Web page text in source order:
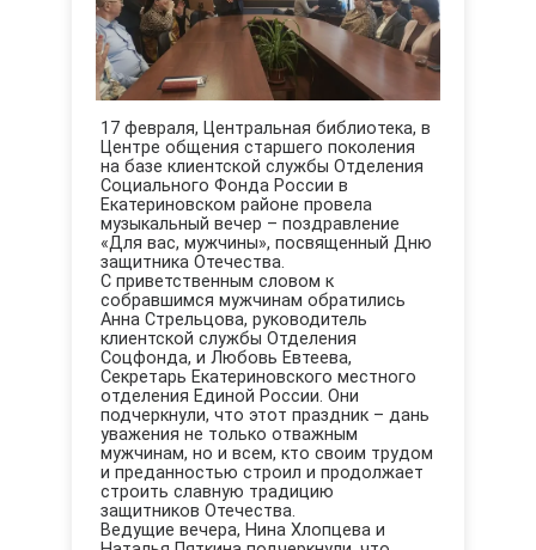
17 февраля, Центральная библиотека, в
Центре общения старшего поколения
на базе клиентской службы Отделения
Социального Фонда России в
Екатериновском районе провела
музыкальный вечер – поздравление
«Для вас, мужчины», посвященный Дню
защитника Отечества.
С приветственным словом к
собравшимся мужчинам обратились
Анна Стрельцова, руководитель
клиентской службы Отделения
Соцфонда, и Любовь Евтеева,
Секретарь Екатериновского местного
отделения Единой России. Они
подчеркнули, что этот праздник – дань
уважения не только отважным
мужчинам, но и всем, кто своим трудом
и преданностью строил и продолжает
строить славную традицию
защитников Отечества.
Ведущие вечера, Нина Хлопцева и